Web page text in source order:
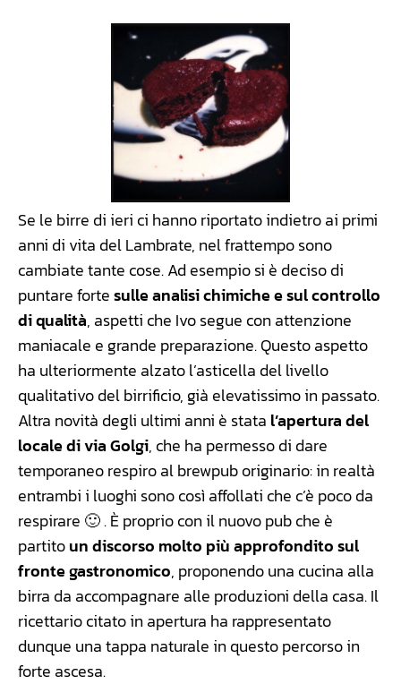
Se le birre di ieri ci hanno riportato indietro ai primi
anni di vita del Lambrate, nel frattempo sono
cambiate tante cose. Ad esempio si è deciso di
puntare fortesulle analisi chimiche e sul controllo
di qualità, aspetti che Ivo segue con attenzione
maniacale e grande preparazione. Questo aspetto
ha ulteriormente alzato l’asticella del livello
qualitativo del birrificio, già elevatissimo in passato.
Altra novità degli ultimi anni è stata l’apertura del
locale di via Golgi, che ha permesso di dare
temporaneo respiro al brewpub originario: in realtà
entrambi i luoghi sono così affollati che c’è poco da
respirare 🙂 . È proprio con il nuovo pub che è
partitoun discorso molto più approfondito sul
fronte gastronomico, proponendo una cucina alla
birra da accompagnare alle produzioni della casa. Il
ricettario citato in apertura ha rappresentato
dunque una tappa naturale in questo percorso in
forte ascesa.